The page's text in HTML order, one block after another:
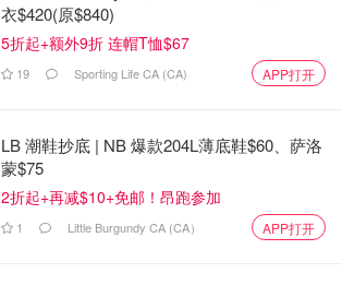
衣$420(原$840)
5折起+额外9折 连帽T恤$67
19 Sporting Life CA (CA) APP打开
LB 潮鞋抄底 | NB 爆款204L薄底鞋$60、萨洛
蒙$75
2折起+再减$10+免邮！昂跑参加
1 Little Burgundy CA (CA） APP打开